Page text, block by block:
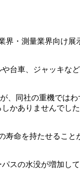
・測量業界向け
台車、ジャッキな
同社の重機では
かありませんで
命を持たせるこ
スの水没が増加し